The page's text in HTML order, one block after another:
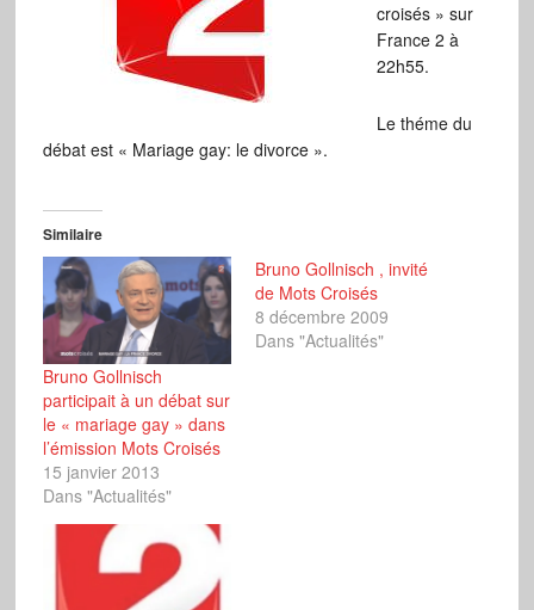
croisés » sur
France 2 à
22h55.
Le théme du
débat est « Mariage gay: le divorce ».
Similaire
Bruno Gollnisch
participait à un débat sur
le « mariage gay » dans
l’émission Mots Croisés
15 janvier 2013
Dans "Actualités"
Bruno Gollnisch , invité
de Mots Croisés
8 décembre 2009
Dans "Actualités"